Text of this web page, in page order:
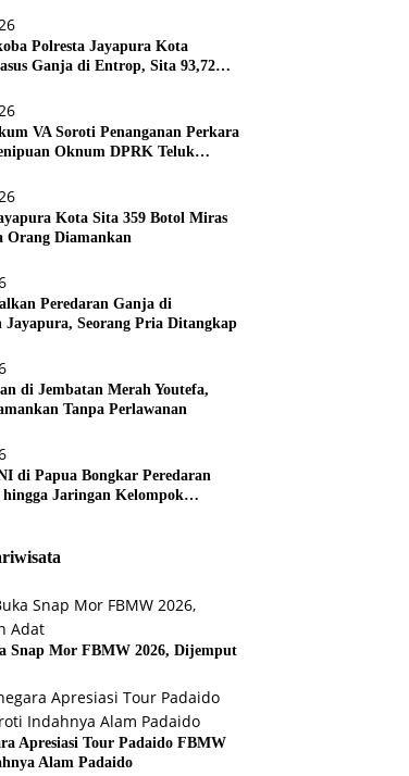
Polresta Jayapura Kota
Ganja di Entrop, Sita 93,72
VA Soroti Penanganan Perkara
Oknum DPRK Teluk
Kota Sita 359 Botol Miras
Orang Diamankan
Peredaran Ganja di
Jayapura, Seorang Pria Ditangkap
di Jembatan Merah Youtefa,
Tanpa Perlawanan
di Papua Bongkar Peredaran
Jaringan Kelompok
Snap Mor FBMW 2026, Dijemput
Apresiasi Tour Padaido FBMW
Alam Padaido